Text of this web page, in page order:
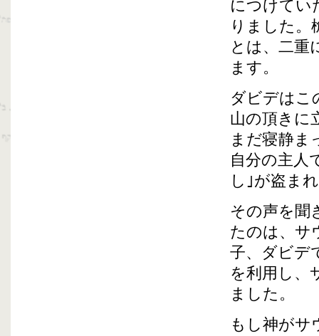
につけてい
りました。
とは、二重
ます。
ダビデはこ
山の頂きに
まだ寝静ま
自分の主人
し｣が盗ま
その声を聞
たのは、サ
子、ダビデ
を利用し、
ました。
もし神がサ